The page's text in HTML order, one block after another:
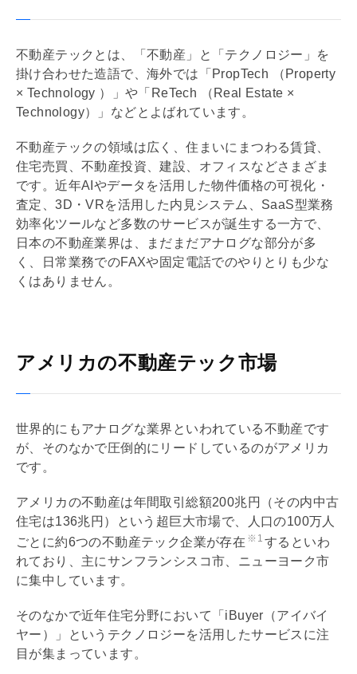
不動産テックとは、「不動産」と「テクノロジー」を
掛け合わせた造語で、海外では「PropTech （Property
× Technology ）」や「ReTech （Real Estate ×
Technology）」などとよばれています。
不動産テックの領域は広く、住まいにまつわる賃貸、
住宅売買、不動産投資、建設、オフィスなどさまざま
です。近年AIやデータを活用した物件価格の可視化・
査定、3D・VRを活用した内見システム、SaaS型業務
効率化ツールなど多数のサービスが誕生する一方で、
日本の不動産業界は、まだまだアナログな部分が多
く、日常業務でのFAXや固定電話でのやりとりも少な
くはありません。
アメリカの不動産テック市場
世界的にもアナログな業界といわれている不動産です
が、そのなかで圧倒的にリードしているのがアメリカ
です。
アメリカの不動産は年間取引総額200兆円（その内中古
住宅は136兆円）という超巨大市場で、人口の100万人
ごとに約6つの不動産テック企業が存在 ※1 するといわ
れており、主にサンフランシスコ市、ニューヨーク市
に集中しています。
そのなかで近年住宅分野において「iBuyer（アイバイ
ヤー）」というテクノロジーを活用したサービスに注
目が集まっています。